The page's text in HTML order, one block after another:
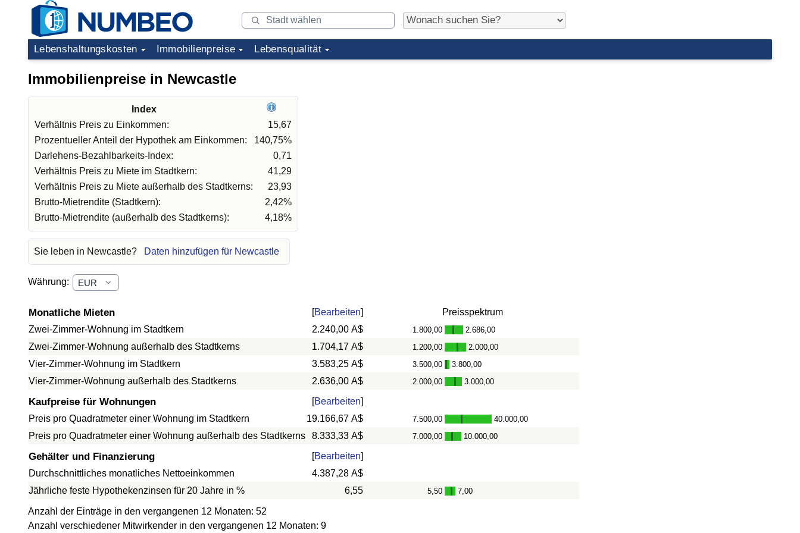
Lebenshaltungskosten Immobilienpreise Lebensqualität
Immobilienpreise in Newcastle
Index
Verhältnis Preis zu Einkommen:
15,67
Prozentueller Anteil der Hypothek am Einkommen:
140,75%
Darlehens-Bezahlbarkeits-Index:
0,71
Verhältnis Preis zu Miete im Stadtkern:
41,29
Verhältnis Preis zu Miete außerhalb des Stadtkerns:
23,93
Brutto-Mietrendite (Stadtkern):
2,42%
Brutto-Mietrendite (außerhalb des Stadtkerns):
4,18%
Sie leben in Newcastle? Daten hinzufügen für Newcastle
Währung:
Monatliche Mieten [Bearbeiten]
Preisspektrum
Zwei-Zimmer-Wohnung im Stadtkern
2.240,00 A$ 1.800,00 - 2.686,00
Zwei-Zimmer-Wohnung außerhalb des Stadtkerns 1.704,17 A$ 1.200,00 - 2.000,00
Vier-Zimmer-Wohnung im Stadtkern 3.583,25 A$ 3.500,00 - 3.800,00
Vier-Zimmer-Wohnung außerhalb des Stadtkerns 2.636,00 A$ 2.000,00 - 3.000,00
Kaufpreise für Wohnungen [Bearbeiten]
Preis pro Quadratmeter einer Wohnung im Stadtkern
19.166,67 A$ 7.500,00 - 40.000,00
Preis pro Quadratmeter einer Wohnung außerhalb des Stadtkerns 8.333,33 A$ 7.000,00 - 10.000,00
Gehälter und Finanzierung [Bearbeiten]
Durchschnittliches monatliches Nettoeinkommen
4.387,28 A$
Jährliche feste Hypothekenzinsen für 20 Jahre in %
6,55 5,50 - 7,00
Anzahl der Einträge in den vergangenen 12 Monaten: 52
Anzahl verschiedener Mitwirkender in den vergangenen 12 Monaten: 9